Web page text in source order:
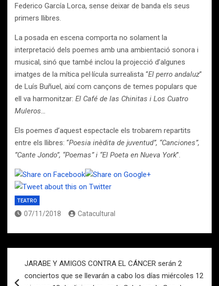
Federico García Lorca, sense deixar de banda els seus
primers llibres.
La posada en escena comporta no solament la
interpretació dels poemes amb una ambientació sonora i
musical, sinó que també inclou la projecció d’algunes
imatges de la mítica pel·lícula surrealista “El perro andaluz”
de Luís Buñuel, així com cançons de temes populars que
ell va harmonitzar: El Café de las Chinitas i Los Cuatro
Muleros…
Els poemes d’aquest espectacle els trobarem repartits
entre els llibres: “Poesia inèdita de juventud”, “Canciones”,
”Cante Jondo”, “Poemas” i “El Poeta en Nueva York”.
TEATRO
07/11/2018 Catacultural
JARABE Y AMIGOS CONTRA EL CÁNCER serán 2
conciertos que se llevarán a cabo los días miércoles 12